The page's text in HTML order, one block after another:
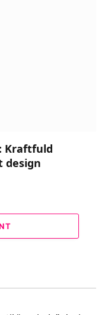
Kraftfuld
design